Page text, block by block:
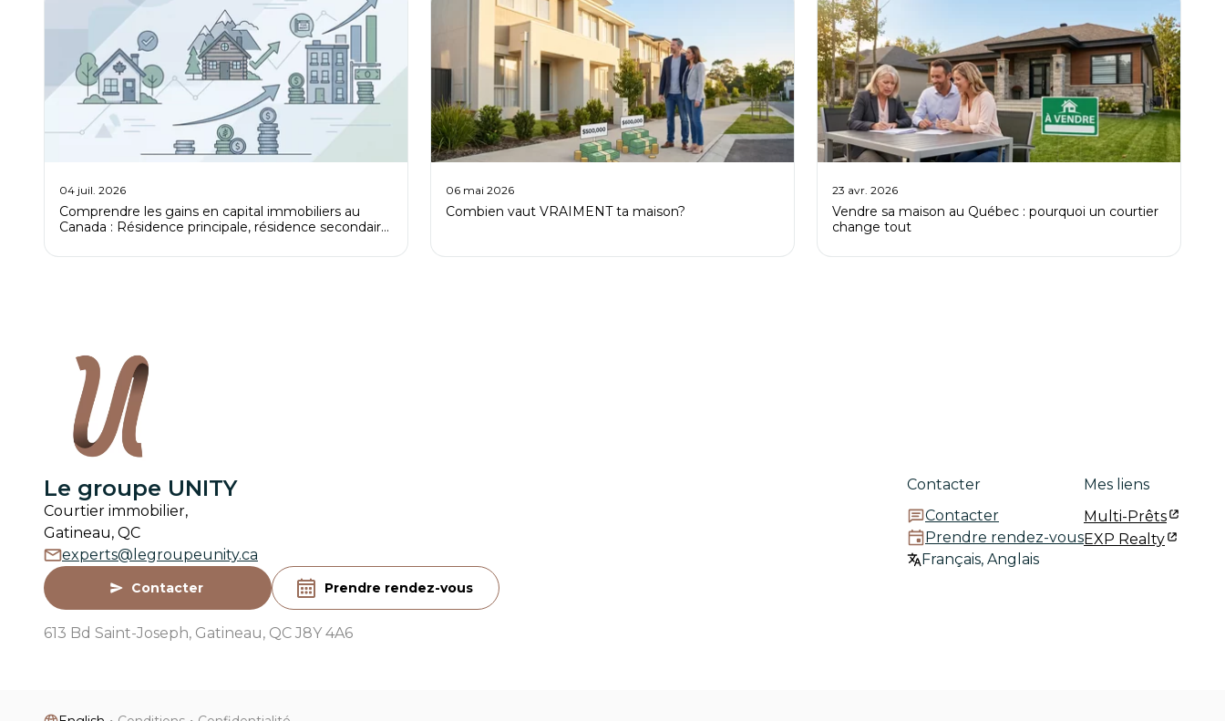
04 juil. 2026
Comprendre les gains en capital immobiliers au
Canada : Résidence principale, résidence secondaire
06 mai 2026
Combien vaut VRAIMENT ta maison?
23 avr. 2026
Vendre sa maison au Québec : pourquoi un courtier
change tout
Le groupe UNITY
Courtier immobilier,
Gatineau, QC
experts@legroupeunity.ca
Contacter Prendre rendez-vous
Contacter
Contacter
Prendre rendez-vous
Français, Anglais
Mes liens
Multi-Prêts
EXP Realty
613 Bd Saint-Joseph, Gatineau, QC J8Y 4A6